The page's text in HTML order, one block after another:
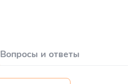
Вопросы и ответы